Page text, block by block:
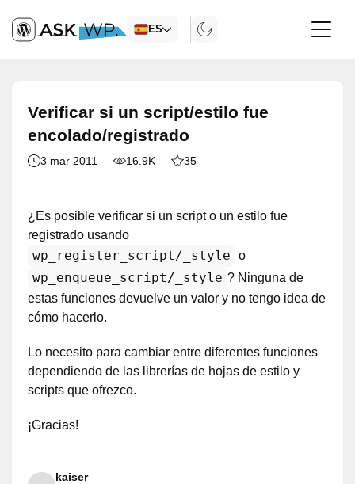
ES
Verificar si un script/estilo fue
encolado/registrado
3 mar 2011 16.9K 35
¿Es posible verificar si un script o un estilo fue
registrado usando
wp_register_script/_style o
wp_enqueue_script/_style ? Ninguna de
estas funciones devuelve un valor y no tengo idea de
cómo hacerlo.
Lo necesito para cambiar entre diferentes funciones
dependiendo de las librerías de hojas de estilo y
scripts que ofrezco.
¡Gracias!
kaiser